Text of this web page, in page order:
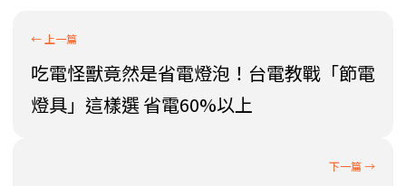
吃電怪獸竟然是省電燈泡！台電教戰「節電
燈具」這樣選 省電60%以上